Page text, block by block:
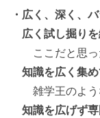
・広く、深く、
広く試し掘り
ここだと思っ
知識を広く集
雑学王のよう
知識を広げず